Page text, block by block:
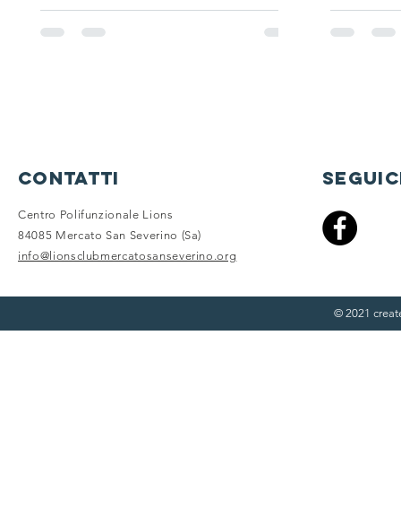
Severino/Passaggio
Campana/Presentazione Satellite
contatti
Centro Polifunzionale Lions
84085 Mercato San Severino (Sa)
info@lionsclubmercatosanseverino.org
© 2021